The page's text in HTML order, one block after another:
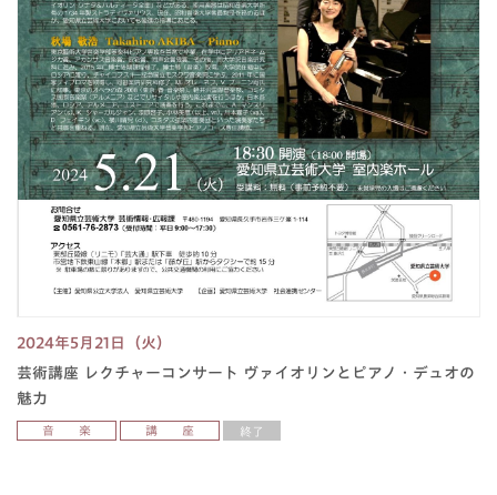
2024年5月21日（火）
芸術講座 レクチャーコンサート ヴァイオリンとピアノ・デュオの
魅力
音 楽 講 座 終了